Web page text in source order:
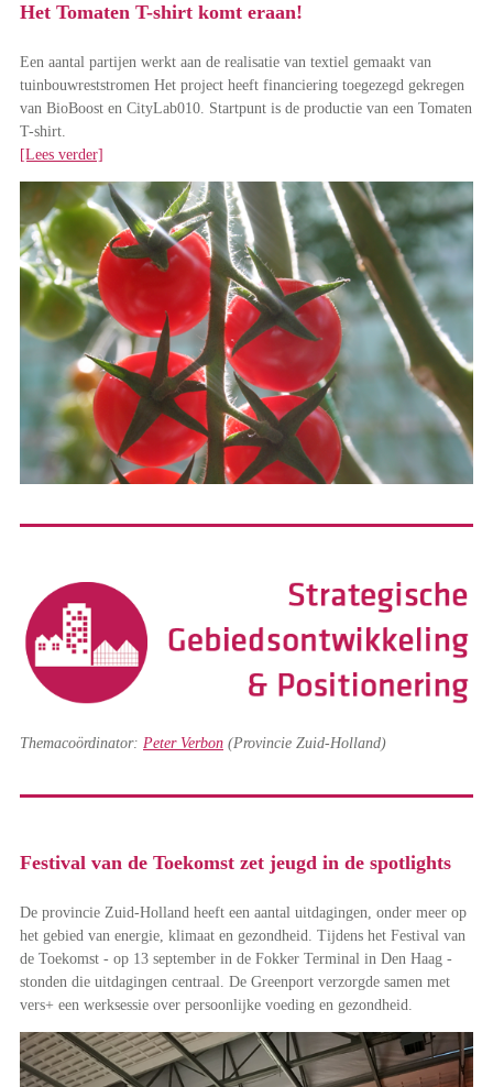
Het Tomaten T-shirt komt eraan!
Een aantal partijen werkt aan de realisatie van textiel gemaakt van
tuinbouwreststromen Het project heeft financiering toegezegd gekregen
van BioBoost en CityLab010. Startpunt is de productie van een Tomaten
T-shirt.
[Lees verder]
Themacoördinator: Peter Verbon (Provincie Zuid-Holland)
Festival van de Toekomst zet jeugd in de spotlights
De provincie Zuid-Holland heeft een aantal uitdagingen, onder meer op
het gebied van energie, klimaat en gezondheid. Tijdens het Festival van
de Toekomst - op 13 september in de Fokker Terminal in Den Haag -
stonden die uitdagingen centraal. De Greenport verzorgde samen met
vers+ een werksessie over persoonlijke voeding en gezondheid.